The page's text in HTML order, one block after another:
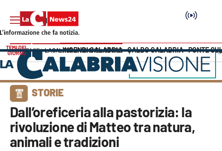
SEZIONI
Cronaca
Politica
Vai
TEMI DEL
GIORNO
INCENDI CALABRIA CALDO CALABRIA PONTE
HOME PAGE LACALABRIAVISIONE STORIE
STORIE
Dall’oreficeria alla pastorizia: la
rivoluzione di Matteo tra natura,
animali e tradizioni